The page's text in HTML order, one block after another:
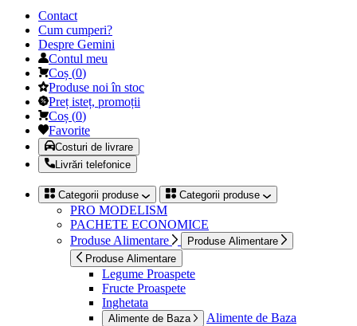
Contact
Cum cumperi?
Despre Gemini
Contul meu
Coș (0)
Produse noi în stoc
Preț isteț, promoții
Coș (0)
Favorite
Costuri de livrare
Livrări telefonice
Categorii produse Categorii produse
PRO MODELISM
PACHETE ECONOMICE
Produse Alimentare
Produse Alimentare
Produse Alimentare
Legume Proaspete
Fructe Proaspete
Inghetata
Alimente de Baza Alimente de Baza